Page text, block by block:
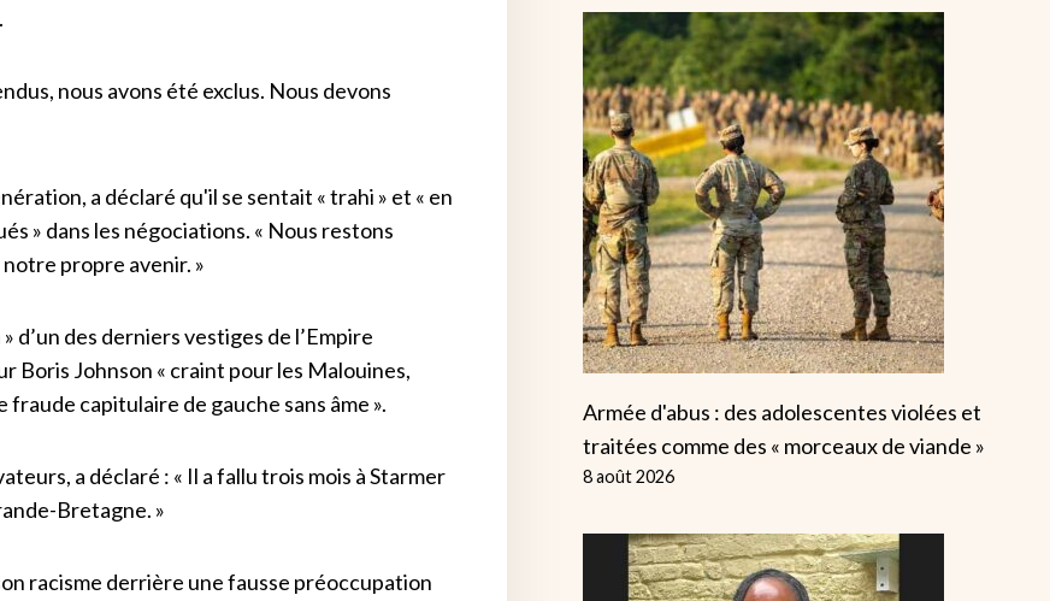
nous avons été exclus. Nous devons
a déclaré qu'il se sentait « trahi » et « en
» dans les négociations. « Nous restons
propre avenir. »
d’un des derniers vestiges de l’Empire
Boris Johnson « craint pour les Malouines,
capitulaire de gauche sans âme ».
a déclaré : « Il a fallu trois mois à Starmer
Bretagne. »
racisme derrière une fausse préoccupation
Armée d'abus : des adolescentes violées et
traitées comme des « morceaux de viande »
8 août 2026